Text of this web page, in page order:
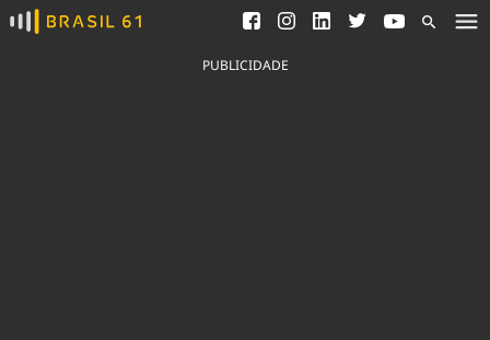
Ver todas as notícias
Saneamento
Indicadores
PUBLICIDADE